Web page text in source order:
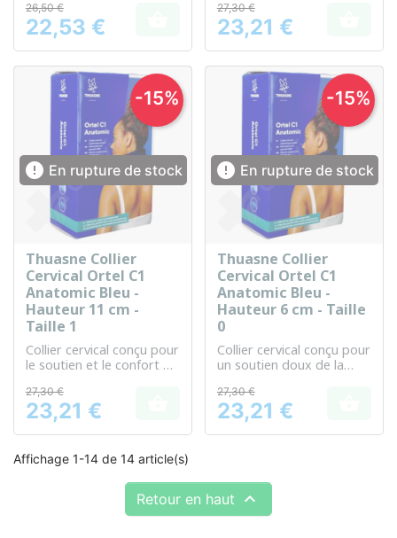
Prix
26,50 €
22,53 € Prix
27,30 €
23,21 €
 En rupture de stock
Thuasne Collier
Cervical Ortel C1
Anatomic Bleu -
Hauteur 11 cm -
Taille 1
Collier cervical conçu pour
le soutien et le confort de
Prix
27,30 €
23,21 €
-15%
 En rupture de stock
Thuasne Collier
Cervical Ortel C1
Anatomic Bleu -
Hauteur 6 cm - Taille
0
Collier cervical conçu pour
un soutien doux de la
Prix
27,30 €
23,21 €
-15%
Affichage 1-14 de 14 article(s)
Retour en haut 